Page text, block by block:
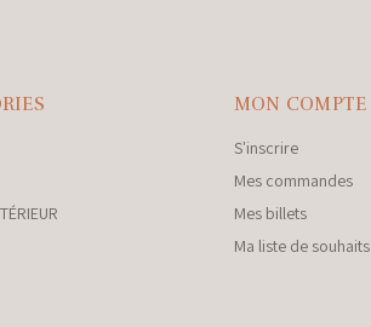
MON COMPTE
S'inscrire
Mes commandes
Mes billets
Ma liste de souhaits